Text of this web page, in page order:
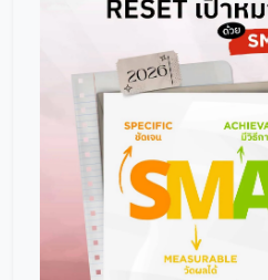
โปรโมชั่นบริการหลั
กิจกรรม
สาขาของเรา
ติดต่อเราแ